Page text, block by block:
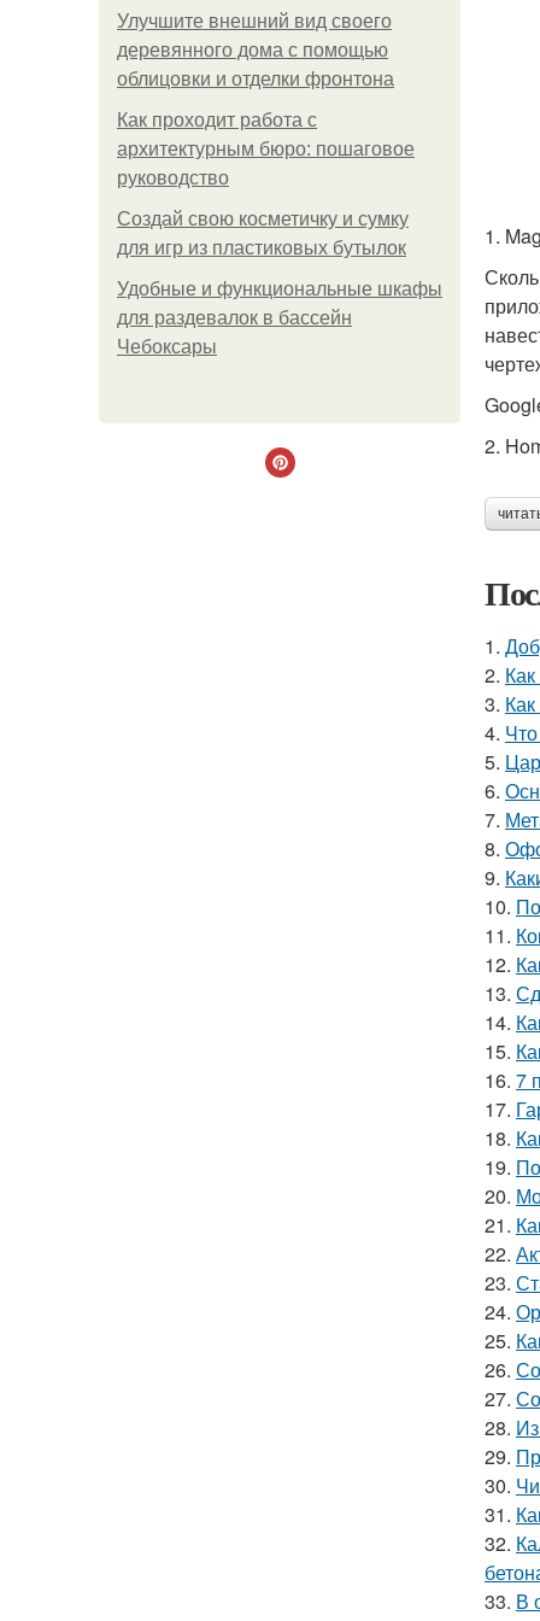
Улучшите внешний вид своего
деревянного дома с помощью
облицовки и отделки фронтона
Как проходит работа с
архитектурным бюро: пошаговое
руководство
Создай свою косметичку и сумку
для игр из пластиковых бутылок
Удобные и функциональные шкафы
для раздевалок в бассейн
Чебоксары
1.
2.
1.
2.
3.
4.
5.
6.
7.
8.
9.
10.
11.
12.
13.
14.
15.
16. 7
17.
18.
19.
20.
21.
22.
23.
24.
25.
26.
27.
28.
29.
30.
31.
32.
33. В